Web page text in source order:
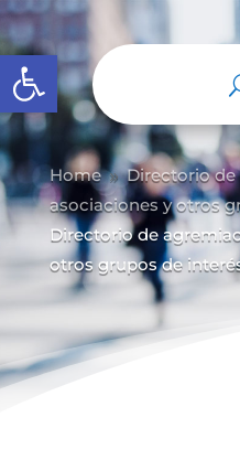
Abrir barra de
Home 9 Directorio de
asociaciones y otros
Directorio de
otros grupos de